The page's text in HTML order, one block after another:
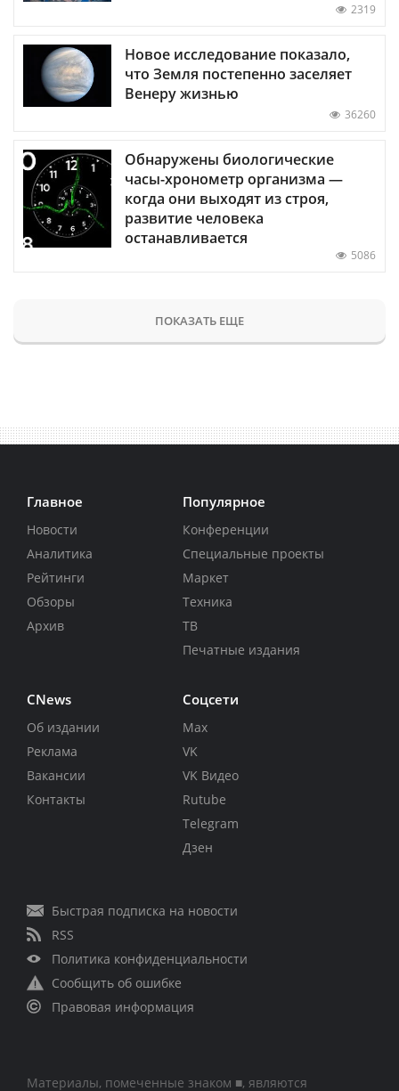
2319
Новое исследование показало,
что Земля постепенно заселяет
Венеру жизнью
36260
Обнаружены биологические
часы-хронометр организма —
когда они выходят из строя,
развитие человека
останавливается
5086
ПОКАЗАТЬ ЕЩЕ
Главное
Новости
Аналитика
Рейтинги
Обзоры
Архив
Популярное
Конференции
Специальные проекты
Маркет
Техника
ТВ
Печатные издания
CNews
Об издании
Реклама
Вакансии
Контакты
Соцсети
Max
VK
VK Видео
Rutube
Telegram
Дзен
Быстрая подписка на новости
RSS
Политика конфиденциальности
Сообщить об ошибке
Правовая информация
Материалы, помеченные знаком ■, являются